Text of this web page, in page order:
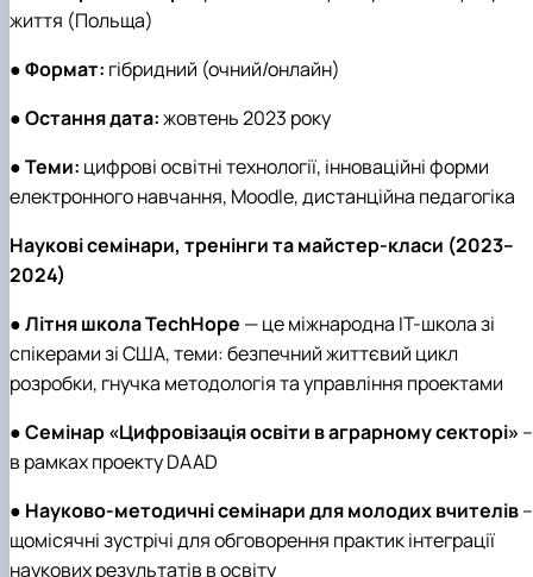
життя (Польща)
●Формат: гібридний (очний/онлайн)
●Остання дата:жовтень 2023 року
●Теми: цифрові освітні технології, інноваційні форми
електронного навчання, Moodle, дистанційна педагогіка
Наукові семінари, тренінги та майстер-класи (2023–
2024)
●Літня школа TechHope — це міжнародна ІТ-школа зі
спікерами зі США, теми: безпечний життєвий цикл
розробки, гнучка методологія та управління проектами
●Семінар «Цифровізація освіти в аграрному секторі» –
в рамках проекту DAAD
● Науково-методичні семінари для молодих вчителів–
щомісячні зустрічі для обговорення практик інтеграції
наукових результатів в освіту